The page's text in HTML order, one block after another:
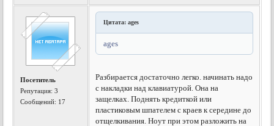
Посетитель
Репутация:3
Сообщений: 17
Цитата: ages
ages
Разбирается достаточно легко. начинать надо
с накладки над клавиатурой. Она на
защелках. Поднять кредиткой или
пластиковым шпателем с краев к середине до
отщелкивания. Ноут при этом разложить на